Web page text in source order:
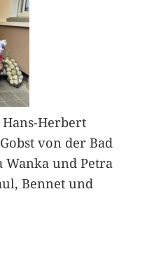
Herbert
von der Bad
Wanka und Petra
Bennet und